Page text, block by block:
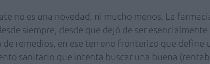
no es una novedad, ni mucho menos. La
siempre, desde que dejó de ser
de remedios, en ese terreno fronterizo que define
sanitario que intenta buscar una buena